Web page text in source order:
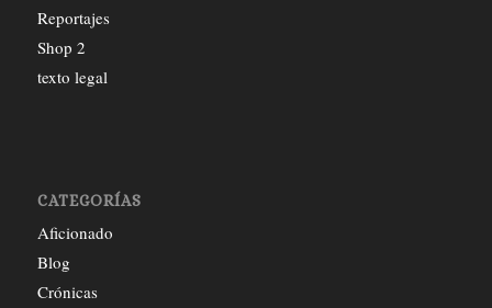
Reportajes
Shop 2
texto legal
CATEGORÍAS
Aficionado
Blog
Crónicas